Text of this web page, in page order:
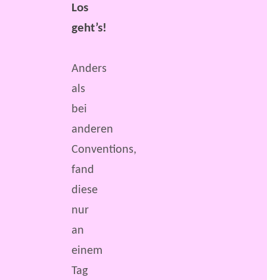
Los
geht’s!
Anders
als
bei
anderen
Conventions,
fand
diese
nur
an
einem
Tag